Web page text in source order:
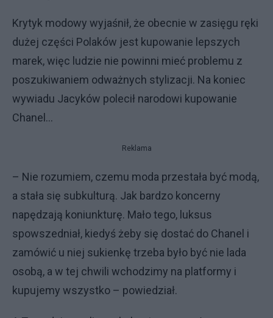
Krytyk modowy wyjaśnił, że obecnie w zasięgu ręki
dużej części Polaków jest kupowanie lepszych
marek, więc ludzie nie powinni mieć problemu z
poszukiwaniem odważnych stylizacji. Na koniec
wywiadu Jacyków polecił narodowi kupowanie
Chanel...
Reklama
– Nie rozumiem, czemu moda przestała być modą,
a stała się subkulturą. Jak bardzo koncerny
napędzają koniunkturę. Mało tego, luksus
spowszedniał, kiedyś żeby się dostać do Chanel i
zamówić u niej sukienkę trzeba było być nie lada
osobą, a w tej chwili wchodzimy na platformy i
kupujemy wszystko – powiedział.